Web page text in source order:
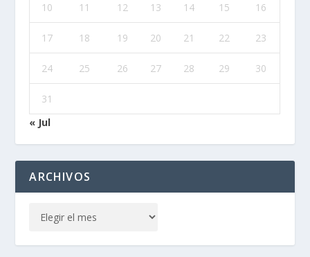
10 11 12 13 14 15 16
17 18 19 20 21 22 23
24 25 26 27 28 29 30
31
« Jul
ARCHIVOS